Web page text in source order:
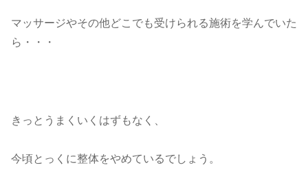
マッサージやその他どこでも受けられる施術を学んでいた
ら・・・
きっとうまくいくはずもなく、
今頃とっくに整体をやめているでしょう。